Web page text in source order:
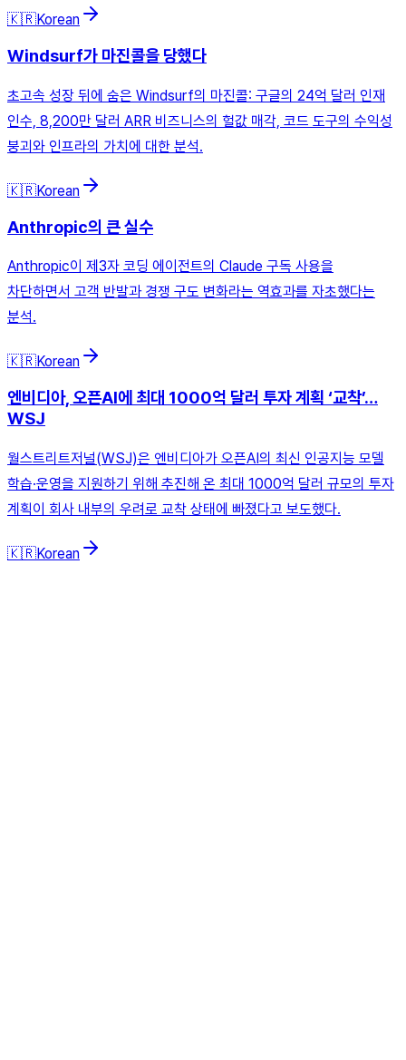
🇰🇷Korean
Windsurf가 마진콜을 당했다
초고속 성장 뒤에 숨은 Windsurf의 마진콜: 구글의 24억 달러 인재
인수, 8,200만 달러 ARR 비즈니스의 헐값 매각, 코드 도구의 수익성
붕괴와 인프라의 가치에 대한 분석.
🇰🇷Korean
Anthropic의 큰 실수
Anthropic이 제3자 코딩 에이전트의 Claude 구독 사용을
차단하면서 고객 반발과 경쟁 구도 변화라는 역효과를 자초했다는
분석.
🇰🇷Korean
엔비디아, 오픈AI에 최대 1000억 달러 투자 계획 ‘교착’…
WSJ
월스트리트저널(WSJ)은 엔비디아가 오픈AI의 최신 인공지능 모델
학습·운영을 지원하기 위해 추진해 온 최대 1000억 달러 규모의 투자
계획이 회사 내부의 우려로 교착 상태에 빠졌다고 보도했다.
🇰🇷Korean